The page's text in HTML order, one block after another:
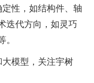
定性，如结构件、轴
迭代方向，如灵巧
。
大模型，关注宇树